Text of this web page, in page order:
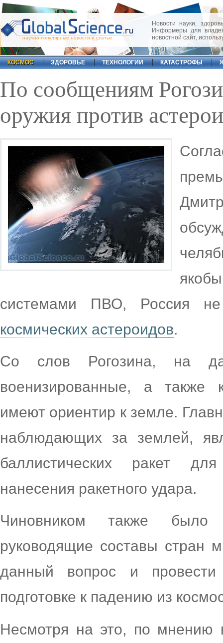
научно-популярные новости и статьи
Новости науки,
Информеры для
новостной сайт,
КОСМОС ЗДОРОВЬЕ ТЕХНОЛОГИИ КАТАСТРОФЫ
По сообщениям
оружия против
системами ПВО, Россия
космических астероидов.
Со слов Рогозина, на
военизированные, а также
имеют ориентир к земле.
наблюдающих за землей,
баллистических ракет
нанесения ракетного удара.
Чиновником также было
руководящие составы стран
данный вопрос и провести
подготовке к падению из
Несмотря на это, по мнению